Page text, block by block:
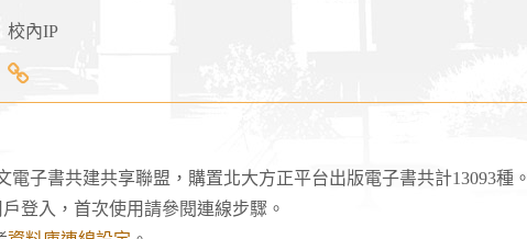
校內IP
正
文
電
電子書共建共享聯盟，購置北大方正平台出版電子書共計13093種。
登入，首次使用請參閱連線步驟。